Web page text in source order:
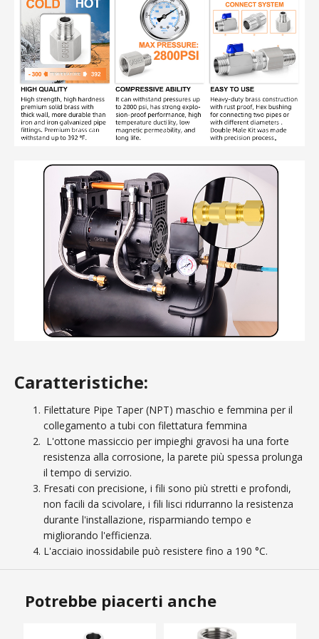
Caratteristiche:
Filettature Pipe Taper (NPT) maschio e femmina per il
collegamento a tubi con filettatura femmina
L'ottone massiccio per impieghi gravosi ha una forte
resistenza alla corrosione, la parete più spessa prolunga
il tempo di servizio.
Fresati con precisione, i fili sono più stretti e profondi,
non facili da scivolare, i fili lisci ridurranno la resistenza
durante l'installazione, risparmiando tempo e
migliorando l'efficienza.
L'acciaio inossidabile può resistere fino a 190 °C.
Potrebbe piacerti anche